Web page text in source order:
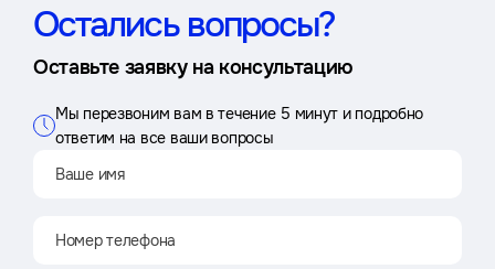
Остались вопросы?
Оставьте заявку на консультацию
Мы перезвоним вам в течение 5 минут и подробно
ответим на все ваши вопросы